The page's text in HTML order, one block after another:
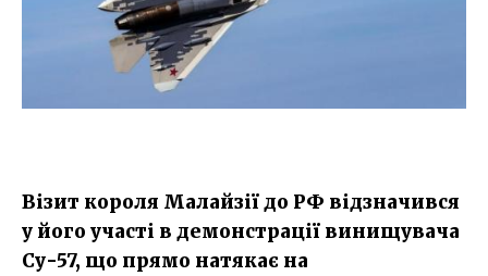
Візит короля Малайзії до РФ відзначився
у його участі в демонстрації винищувача
Су-57, що прямо натякає на